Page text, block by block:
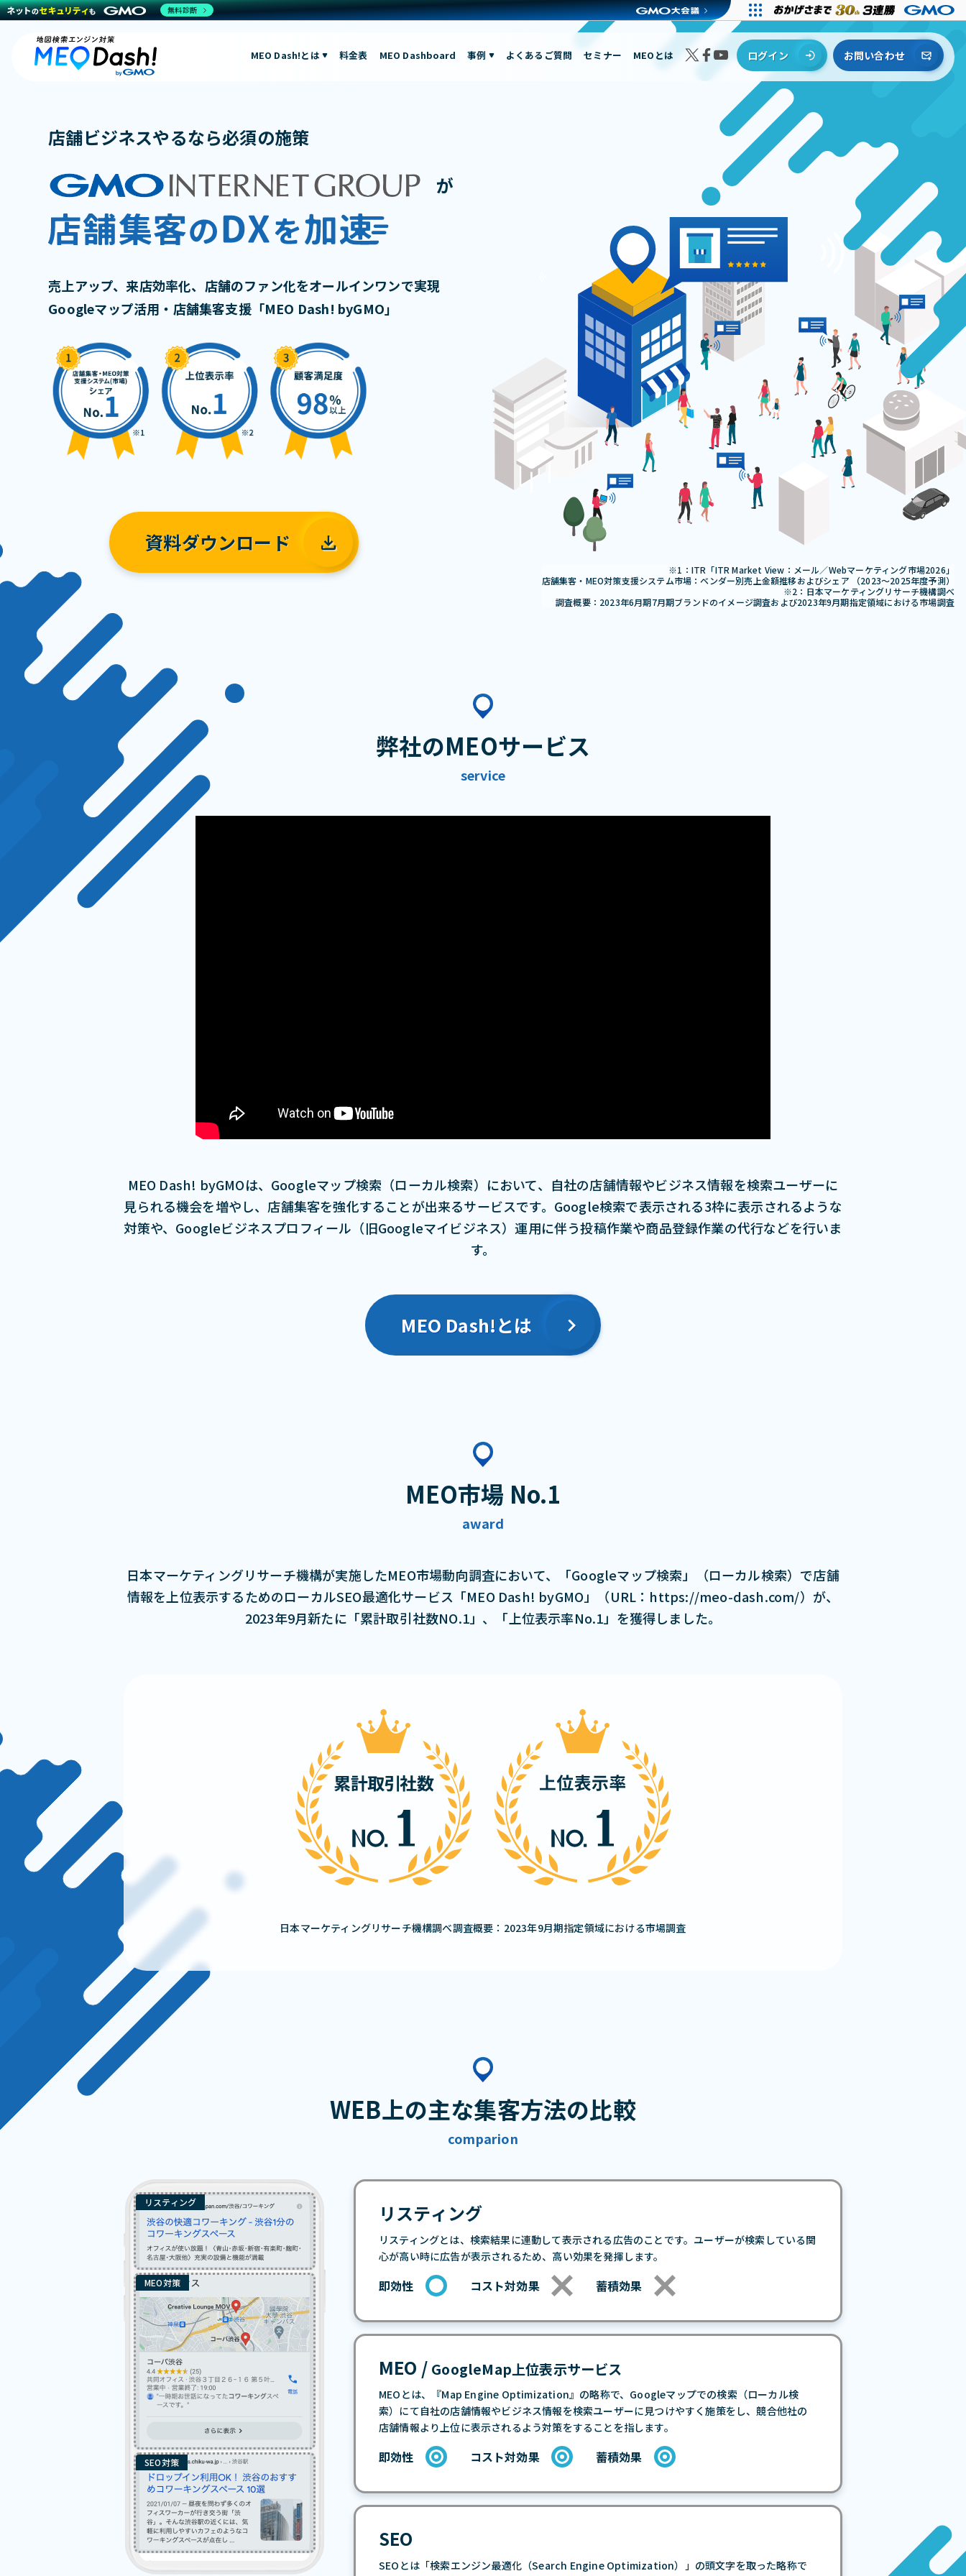
MEO Dash!とは 料金表 MEO Dashboard 事例 よくあるご質問 セミナー MEOとは ログイン お問い合わせ
店舗ビジネスやるなら必須の施策
が
売上アップ、来店効率化、店舗のファン化をオールインワンで実現
Googleマップ活用・店舗集客支援「MEO Dash! byGMO」
資料ダウンロード
ITR「ITR Market View：メール／Webマーケティング市場2026」
店舗集客・MEO対策支援システム市場：ベンダー別売上金額推移およびシェア （2023～2025年度予測）
日本マーケティングリサーチ機構調べ
調査概要：2023年6月期7月期ブランドのイメージ調査および2023年9月期指定領域における市場調査
弊社のMEOサービス
service
MEO Dash! byGMOは、Googleマップ検索（ローカル検索）において、⾃社の店舗情報やビジネス情報を検索ユーザーに
⾒られる機会を増やし、店舗集客を強化することが出来るサービスです。Google検索で表⽰される3枠に表⽰されるような
対策や、Googleビジネスプロフィール（旧Googleマイビジネス）運⽤に伴う投稿作業や商品登録作業の代⾏などを⾏いま
す。
MEO Dash!とは
MEO市場 No.1
award
日本マーケティングリサーチ機構が実施したMEO市場動向調査において、「Googleマップ検索」（ローカル検索）で店舗
情報を上位表示するためのローカルSEO最適化サービス「MEO Dash! byGMO」（URL：https://meo-dash.com/）が、
2023年9月新たに「累計取引社数NO.1」、「上位表示率No.1」を獲得しました。
日本マーケティングリサーチ機構調べ調査概要：2023年9月期指定領域における市場調査
WEB上の主な集客方法の比較
comparion
リスティング
MEO対策
SEO対策
リスティング
リスティングとは、検索結果に連動して表示される広告のことです。ユーザーが検索している関
心が高い時に広告が表示されるため、高い効果を発揮します。
即効性 コスト対効果 蓄積効果
MEO / GoogleMap上位表示サービス
MEOとは、『Map Engine Optimization』の略称で、Googleマップでの検索（ローカル検
索）にて自社の店舗情報やビジネス情報を検索ユーザーに見つけやすく施策をし、競合他社の
店舗情報より上位に表示されるよう対策をすることを指します。
即効性 コスト対効果 蓄積効果
SEO
SEOとは「検索エンジン最適化（Search Engine Optimization）」の頭文字を取った略称で
無料診断